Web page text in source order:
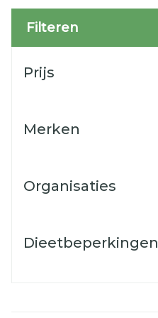
Filteren
Prijs
Merken
Organisaties
Dieetbeperkingen